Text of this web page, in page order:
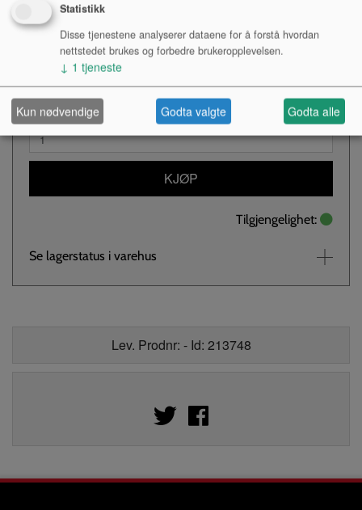
Stativ 400-600mm
Dyna 340x60mm
Kr 890,-NOK
Antall:
KJØP
Tilgjengelighet:
Se lagerstatus i varehus
Lev. Prodnr: - Id: 213748
Statistikk
Disse tjenestene analyserer dataene for å forstå hvordan
nettstedet brukes og forbedre brukeropplevelsen.
↓ 1 tjeneste
Kun nødvendige Godta valgte Godta alle